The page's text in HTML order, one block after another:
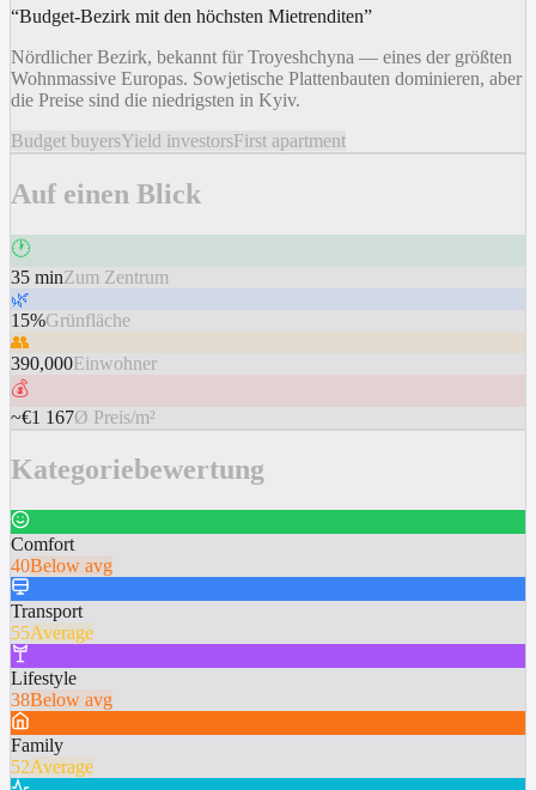
“Budget-Bezirk mit den höchsten Mietrenditen”
Nördlicher Bezirk, bekannt für Troyeshchyna — eines der größten
Wohnmassive Europas. Sowjetische Plattenbauten dominieren, aber
die Preise sind die niedrigsten in Kyiv.
Budget buyersYield investorsFirst apartment
Auf einen Blick
🕐
35 minZum Zentrum
🌿
15%Grünfläche
👥
390,000Einwohner
💰
~€1 167Ø Preis/m²
Kategoriebewertung
Comfort
40Below avg
Transport
55Average
Lifestyle
38Below avg
Family
52Average